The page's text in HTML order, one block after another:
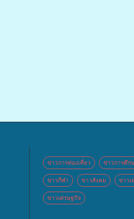
ข่าวการท่องเที่ยว ข่าวการศึก
ข่าวกีฬา ข่าวสังคม ข่าวเ
ข่าวเศรษฐกิจ